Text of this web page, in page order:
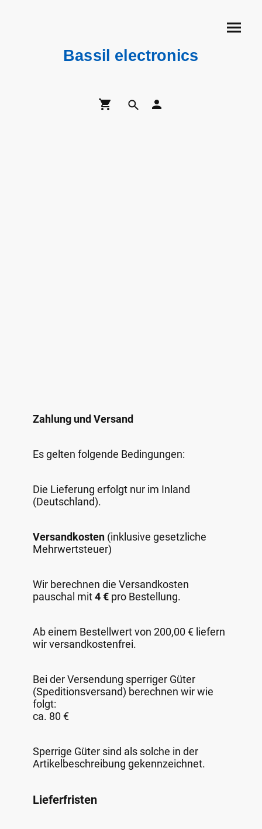
Bassil electronics
Zahlung und Versand
Es gelten folgende Bedingungen:
Die Lieferung erfolgt nur im Inland
(Deutschland).
Versandkosten (inklusive gesetzliche
Mehrwertsteuer)
Wir berechnen die Versandkosten
pauschal mit4 € pro Bestellung.
Ab einem Bestellwert von 200,00 € liefern
wir versandkostenfrei.
Bei der Versendung sperriger Güter
(Speditionsversand) berechnen wir wie
folgt:
ca. 80 €
Sperrige Güter sind als solche in der
Artikelbeschreibung gekennzeichnet.
Lieferfristen